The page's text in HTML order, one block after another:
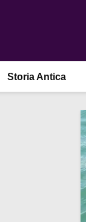
Storia Antica